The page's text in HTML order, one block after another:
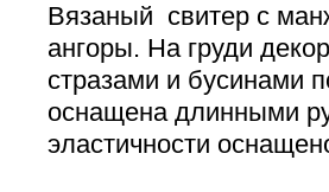
Вязаный свитер с
ангоры. На груди
стразами и бусинами
оснащена длинными
эластичности